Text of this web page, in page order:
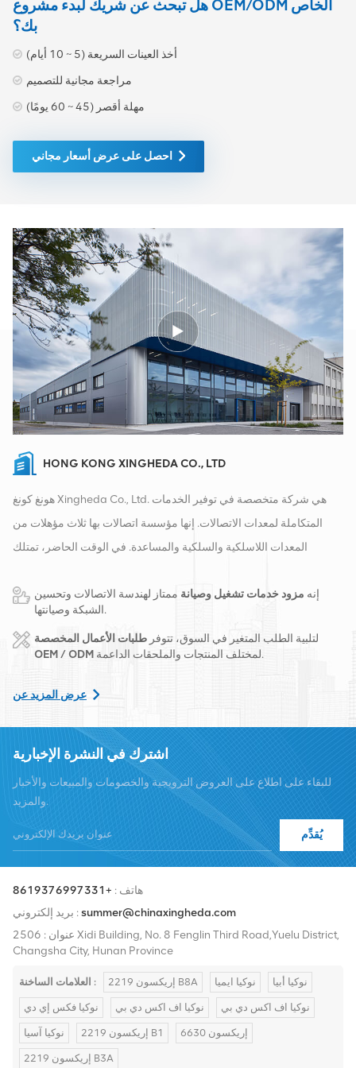
هل تبحث عن شريك لبدء مشروع OEM/ODM الخاص
بك؟
أخذ العينات السريعة (5 ~ 10 أيام)
مراجعة مجانية للتصميم
مهلة أقصر (45 ~ 60 يومًا)
احصل على عرض أسعار مجاني
HONG KONG XINGHEDA CO., LTD
هونغ كونغ Xingheda Co., Ltd. هي شركة متخصصة في توفير الخدمات
المتكاملة لمعدات الاتصالات. إنها مؤسسة اتصالات بها ثلاث مؤهلات من
المعدات اللاسلكية والسلكية والمساعدة. في الوقت الحاضر، تمتلك
في عام 2016، قمنا بإنشاء مقر مبيعات دولي في مدينة تشانغشا، الصين.
يقع مقرنا في الصين، وننفذ أعمالًا دولية في جنوب شرق آسيا وأوروبا
والولايات المتحدة وأفريقيا وروسيا، ونوفر المحطات الأساسية ونزود
الشاملة مثل النقل وإمدادات الطاقة والوحدات الضوئية، الكابلات
سنقوم بتوسيع حصتنا في السوق الدولية بمنتجات عالية الجودة وخدمات
عالية الجودة وأسعار معقولة والتسليم في الوقت المناسب.
إنه مزود خدمات تشغيل وصيانة ممتاز لهندسة الاتصالات وتحسين
الشبكة وصيانتها.
لتلبية الطلب المتغير في السوق، تتوفر طلبات الأعمال المخصصة
OEM / ODM
لمختلف المنتجات والملحقات الداعمة.
عرض المزيد عن
اشترك في النشرة الإخبارية
للبقاء على اطلاع على العروض الترويجية والخصومات والمبيعات والأخبار
والمزيد.
يُقدِّم
هاتف : +8619376997331
بريد إلكتروني :summer@chinaxingheda.com
عنوان : 2506 Xidi Building, No. 8 Fenglin Third Road,Yuelu District,
Changsha City, Hunan Province
العلامات الساخنة : إريكسون 2219 B8A نوكيا ايميا نوكيا أبيا
نوكيا فكس إي دي نوكيا اف اكس دي بي نوكيا اف اكس دي بي
نوكيا آسيا إريكسون 2219 B1 إريكسون 6630
إريكسون 2219 B3A